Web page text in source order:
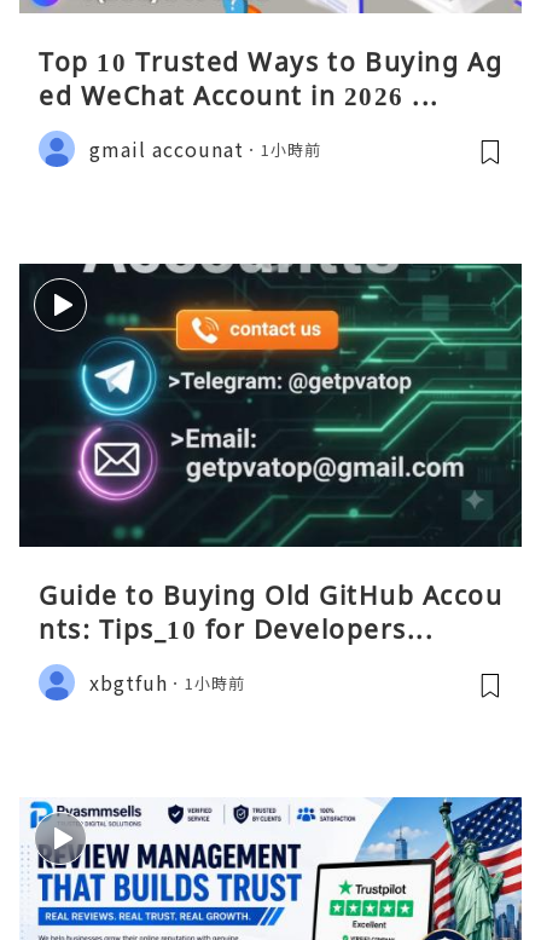
Top 10 Trusted Ways to Buying Ag
ed WeChat Account in 2026 ...
gmail accounat 1小時前
Guide to Buying Old GitHub Accou
nts: Tips_10 for Developers...
xbgtfuh 1小時前